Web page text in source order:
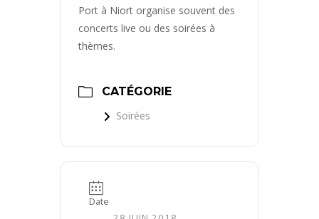
Port à Niort organise souvent des
concerts live ou des soirées à
thèmes.
CATÉGORIE
Soirées
Date